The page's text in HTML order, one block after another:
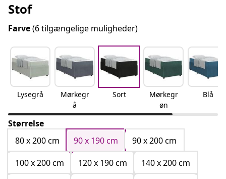
Stof
Farve(6 tilgængelige muligheder)
Lysegrå
Mørkegr
å
Sort
Mørkegr
øn
Blå
Størrelse
80 x 200 cm
90 x 190 cm
90 x 200 cm
100 x 200 cm
120 x 190 cm
140 x 200 cm